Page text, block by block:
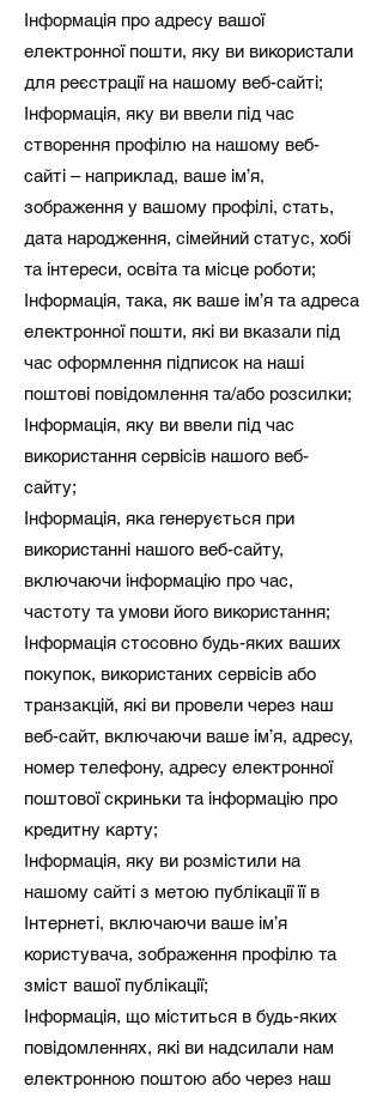
Інформація про адресу вашої
електронної пошти, яку ви використали
для реєстрації на нашому веб-сайті;
Інформація, яку ви ввели під час
створення профілю на нашому веб-
сайті – наприклад, ваше ім’я,
зображення у вашому профілі, стать,
дата народження, сімейний статус, хобі
та інтереси, освіта та місце роботи;
Інформація, така, як ваше ім’я та адреса
електронної пошти, які ви вказали під
час оформлення підписок на наші
поштові повідомлення та/або розсилки;
Інформація, яку ви ввели під час
використання сервісів нашого веб-
сайту;
Інформація, яка генерується при
використанні нашого веб-сайту,
включаючи інформацію про час,
частоту та умови його використання;
Інформація стосовно будь-яких ваших
покупок, використаних сервісів або
транзакцій, які ви провели через наш
веб-сайт, включаючи ваше ім’я, адресу,
номер телефону, адресу електронної
поштової скриньки та інформацію про
кредитну карту;
Інформація, яку ви розмістили на
нашому сайті з метою публікації її в
Інтернеті, включаючи ваше ім’я
користувача, зображення профілю та
зміст вашої публікації;
Інформація, що міститься в будь-яких
повідомленнях, які ви надсилали нам
електронною поштою або через наш